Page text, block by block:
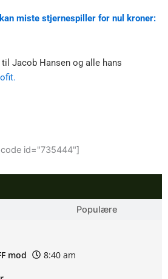
miste stjernespiller for nul kroner:
Jacob Hansen og alle hans
id="735444"]
Populære
mod
8:40 am